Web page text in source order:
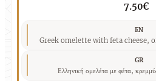
7.50€
EN
Greek omelette with feta cheese,
GR
Ελληνική ομελέτα με φέτα,